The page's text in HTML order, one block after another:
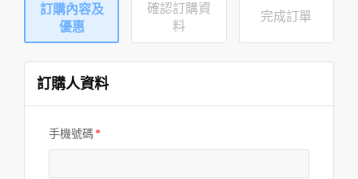
國內旅遊
訂購內容及
優惠
確認訂購資
料
完成訂單
訂購人資料
手機號碼